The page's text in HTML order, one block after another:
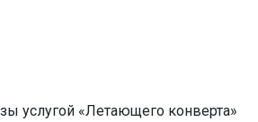
услугой «Летающего конверта»